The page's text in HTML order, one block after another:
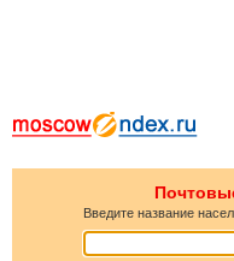
Введите название